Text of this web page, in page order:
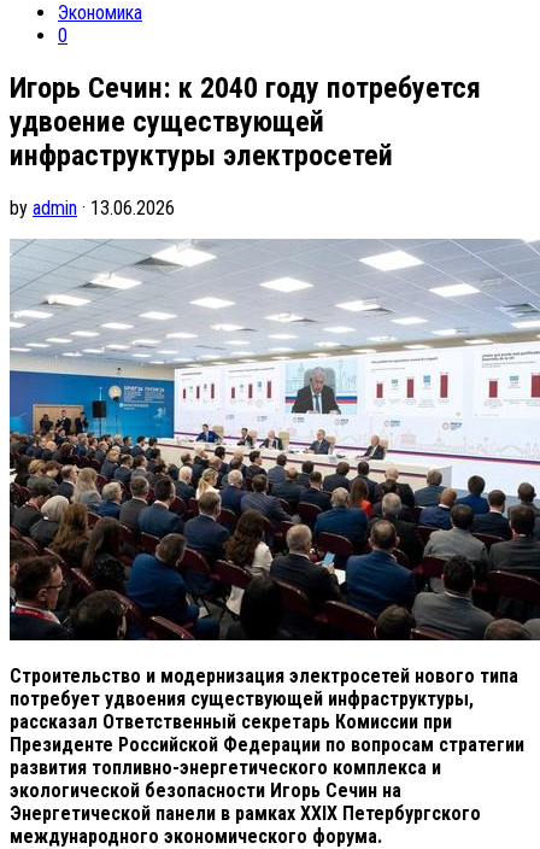
Экономика
0
Игорь Сечин: к 2040 году потребуется
удвоение существующей
инфраструктуры электросетей
by admin · 13.06.2026
Строительство и модернизация электросетей нового типа
потребует удвоения существующей инфраструктуры,
рассказал Ответственный секретарь Комиссии при
Президенте Российской Федерации по вопросам стратегии
развития топливно-энергетического комплекса и
экологической безопасности Игорь Сечин на
Энергетической панели в рамках XXIX Петербургского
международного экономического форума.